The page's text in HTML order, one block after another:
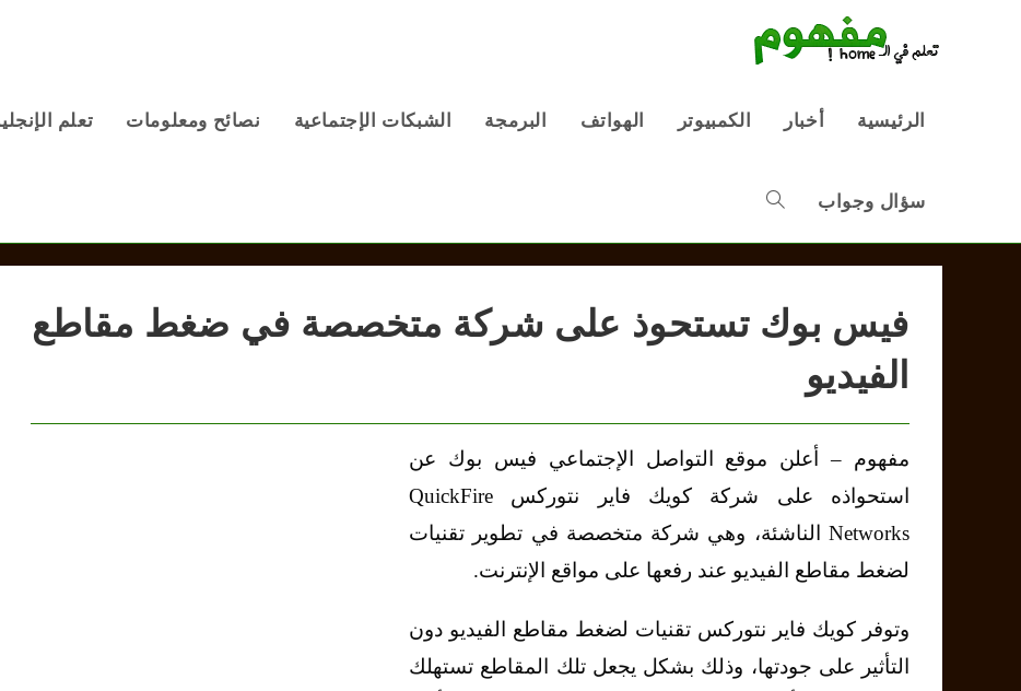
الرئيسية أخبار الكمبيوتر الهواتف البرمجة الشبكات الإجتماعية نصائح ومعلومات تعلم
سؤال وجواب Toggle
فيس بوك تستحوذ على شركة متخصصة في ضغط مقاطع
الفيديو
مفهوم – أعلن موقع التواصل الإجتماعي فيس بوك عن
استحواذه على شركة كويك فاير نتوركس QuickFire
Networks الناشئة، وهي شركة متخصصة في تطوير تقنيات
لضغط مقاطع الفيديو عند رفعها على مواقع الإنترنت.
وتوفر كويك فاير نتوركس تقنيات لضغط مقاطع الفيديو دون
التأثير على جودتها، وذلك بشكل يجعل تلك المقاطع تستهلك